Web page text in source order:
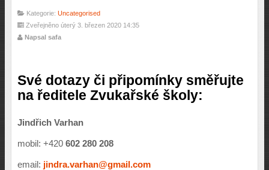
Kategorie: Uncategorised
Zveřejněno úterý 3. březen 2020 14:35
Napsal safa
Své dotazy či připomínky směřujte
na ředitele Zvukařské školy:
Jindřich Varhan
mobil: +420 602 280 208
email: jindra.varhan@gmail.com